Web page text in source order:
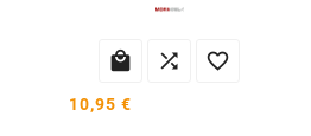
  
10,95 €